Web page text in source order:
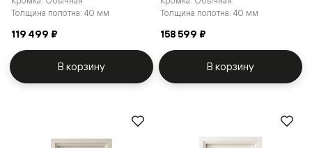
Толщина полотна: 40 мм
119 499 ₽
В корзину
Толщина полотна: 40 мм
158 599 ₽
В корзину